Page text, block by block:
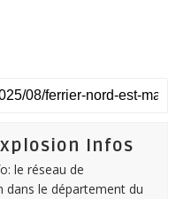
Infos
le réseau de
dans le département du